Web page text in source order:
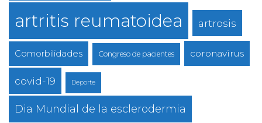
artritis reumatoidea artrosis
Comorbilidades Congreso de pacientes coronavirus
covid-19 Deporte
Dia Mundial de la esclerodermia